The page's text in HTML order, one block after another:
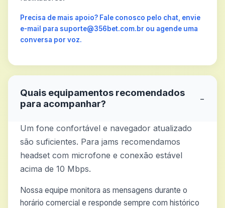
Precisa de mais apoio? Fale conosco pelo chat, envie
e-mail para suporte@356bet.com.br ou agende uma
conversa por voz.
Quais equipamentos recomendados
para acompanhar?
−
Um fone confortável e navegador atualizado
são suficientes. Para jams recomendamos
headset com microfone e conexão estável
acima de 10 Mbps.
Nossa equipe monitora as mensagens durante o
horário comercial e responde sempre com histórico